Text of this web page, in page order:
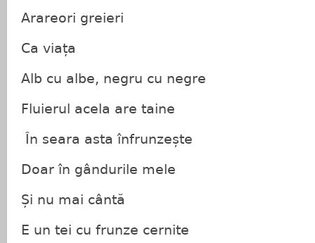
Arareori greieri
Ca viața
Alb cu albe, negru cu negre
Fluierul acela are taine
În seara asta înfrunzește
Doar în gândurile mele
Și nu mai cântă
E un tei cu frunze cernite